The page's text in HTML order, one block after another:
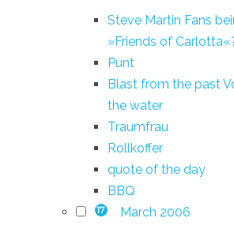
Steve Martin Fans
»Friends of
Punt
Blast from the past
the water
Traumfrau
Rollkoffer
quote of the day
BBQ
17 March 2006